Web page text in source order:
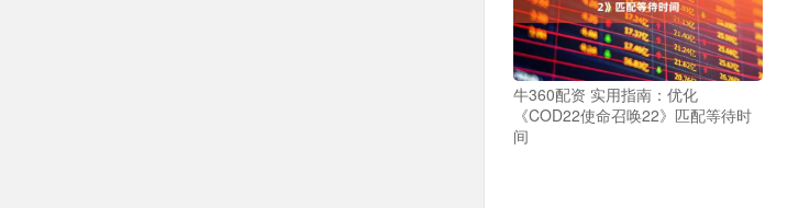
牛360配资 实用指南：优化
《COD22使命召唤22》匹配等待时
间